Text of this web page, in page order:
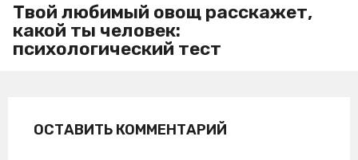
Твой любимый овощ расскажет,
какой ты человек:
психологический тест
ОСТАВИТЬ КОММЕНТАРИЙ